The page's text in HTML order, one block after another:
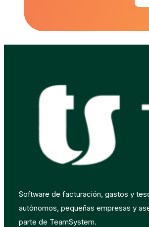
Software de facturación, gastos y
autónomos, pequeñas empresas y
parte de TeamSystem.